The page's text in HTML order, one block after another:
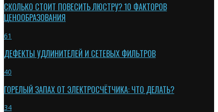
СКОЛЬКО СТОИТ ПОВЕСИТЬ ЛЮСТРУ? 10 ФАКТОРОВ
ЦЕНООБРАЗОВАНИЯ
61
ДЕФЕКТЫ УДЛИНИТЕЛЕЙ И СЕТЕВЫХ ФИЛЬТРОВ
40
ГОРЕЛЫЙ ЗАПАХ ОТ ЭЛЕКТРОСЧЁТЧИКА: ЧТО ДЕЛАТЬ?
34